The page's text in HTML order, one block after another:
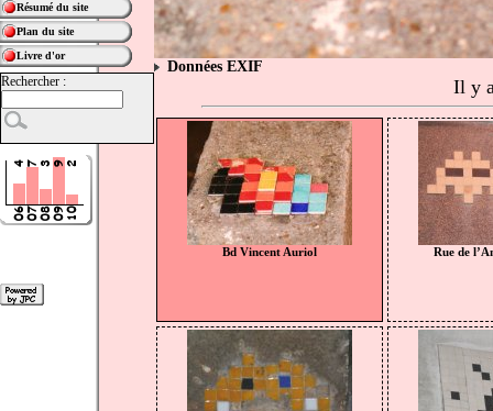
Résumé du site
Plan du site
Livre d'or
Rechercher :
Données EXIF
Il y
Bd Vincent Auriol Rue de